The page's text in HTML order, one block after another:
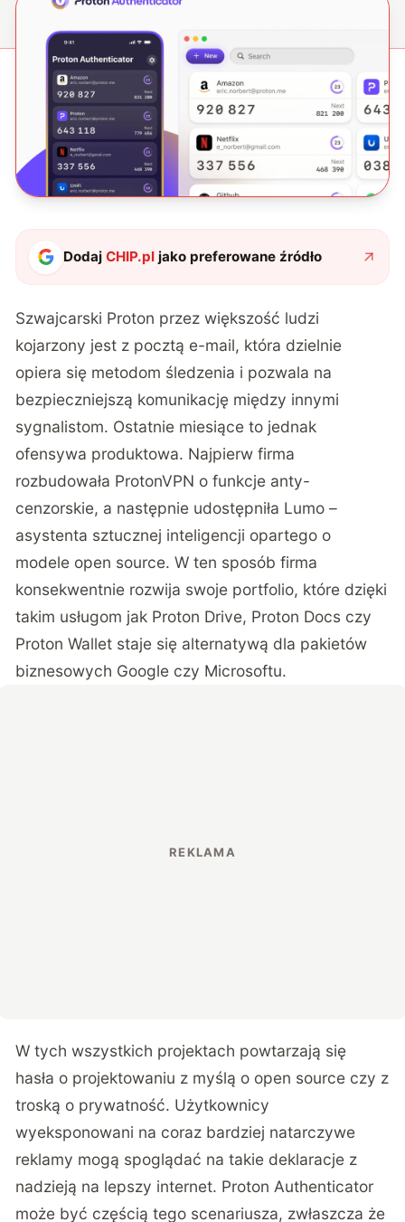
DodajCHIP.pl jako preferowane źródło
Szwajcarski Proton przez większość ludzi
kojarzony jest z pocztą e-mail, która dzielnie
opiera się metodom śledzenia i pozwala na
bezpieczniejszą komunikację między innymi
sygnalistom. Ostatnie miesiące to jednak
ofensywa produktowa. Najpierw firma
rozbudowała ProtonVPN o funkcje anty-
cenzorskie, a następnie udostępniła Lumo –
asystenta sztucznej inteligencji opartego o
modele open source. W ten sposób firma
konsekwentnie rozwija swoje portfolio, które dzięki
takim usługom jak Proton Drive, Proton Docs czy
Proton Wallet staje się alternatywą dla pakietów
biznesowych Google czy Microsoftu.
W tych wszystkich projektach powtarzają się
hasła o projektowaniu z myślą o open source czy z
troską o prywatność. Użytkownicy
wyeksponowani na coraz bardziej natarczywe
reklamy mogą spoglądać na takie deklaracje z
nadzieją na lepszy internet. Proton Authenticator
może być częścią tego scenariusza, zwłaszcza że